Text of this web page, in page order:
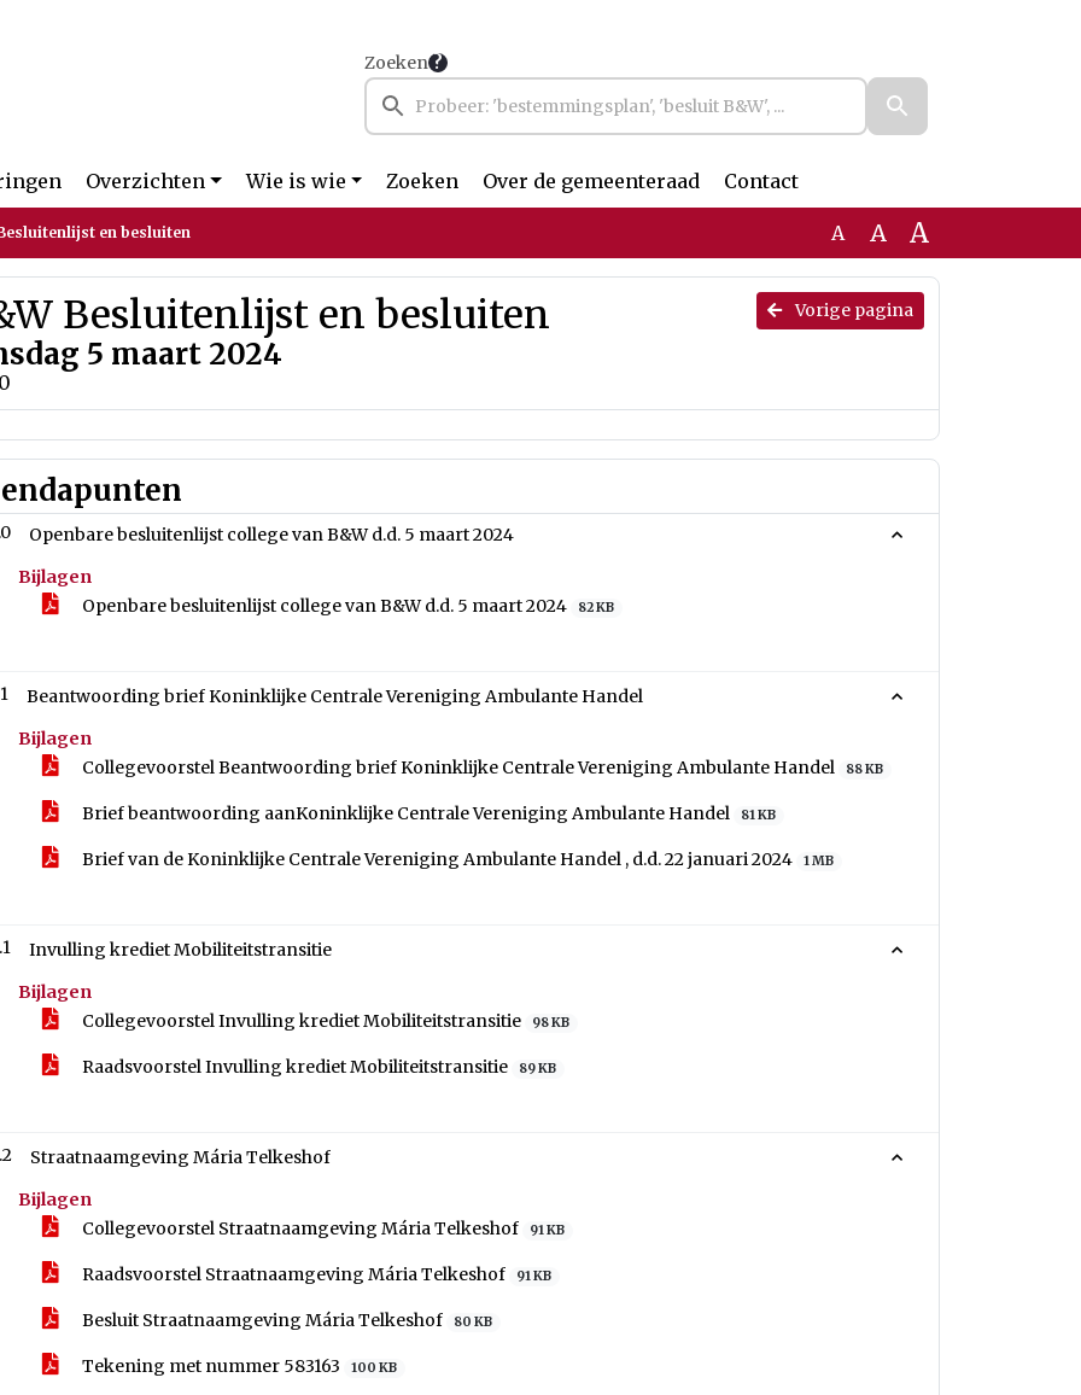
Zoeken
Overzichten Wie is wie Zoeken Over de gemeenteraad Contact
en besluiten A A A
Vorige pagina
Besluitenlijst en besluiten
5 maart 2024
Openbare besluitenlijst college van B&W d.d. 5 maart 2024
Bijlagen
Openbare besluitenlijst college van B&W d.d. 5 maart 2024
82 KB
Beantwoording brief Koninklijke Centrale Vereniging Ambulante Handel
Bijlagen
Collegevoorstel Beantwoording brief Koninklijke Centrale Vereniging Ambulante Handel
88 KB
Brief beantwoording aanKoninklijke Centrale Vereniging Ambulante Handel 81 KB
Brief van de Koninklijke Centrale Vereniging Ambulante Handel , d.d. 22 januari 2024 1 MB
Invulling krediet Mobiliteitstransitie
Bijlagen
Collegevoorstel Invulling krediet Mobiliteitstransitie
98 KB
Raadsvoorstel Invulling krediet Mobiliteitstransitie 89 KB
Straatnaamgeving Mária Telkeshof
Bijlagen
Collegevoorstel Straatnaamgeving Mária Telkeshof
91 KB
Raadsvoorstel Straatnaamgeving Mária Telkeshof 91 KB
Besluit Straatnaamgeving Mária Telkeshof 80 KB
Tekening met nummer 583163 100 KB